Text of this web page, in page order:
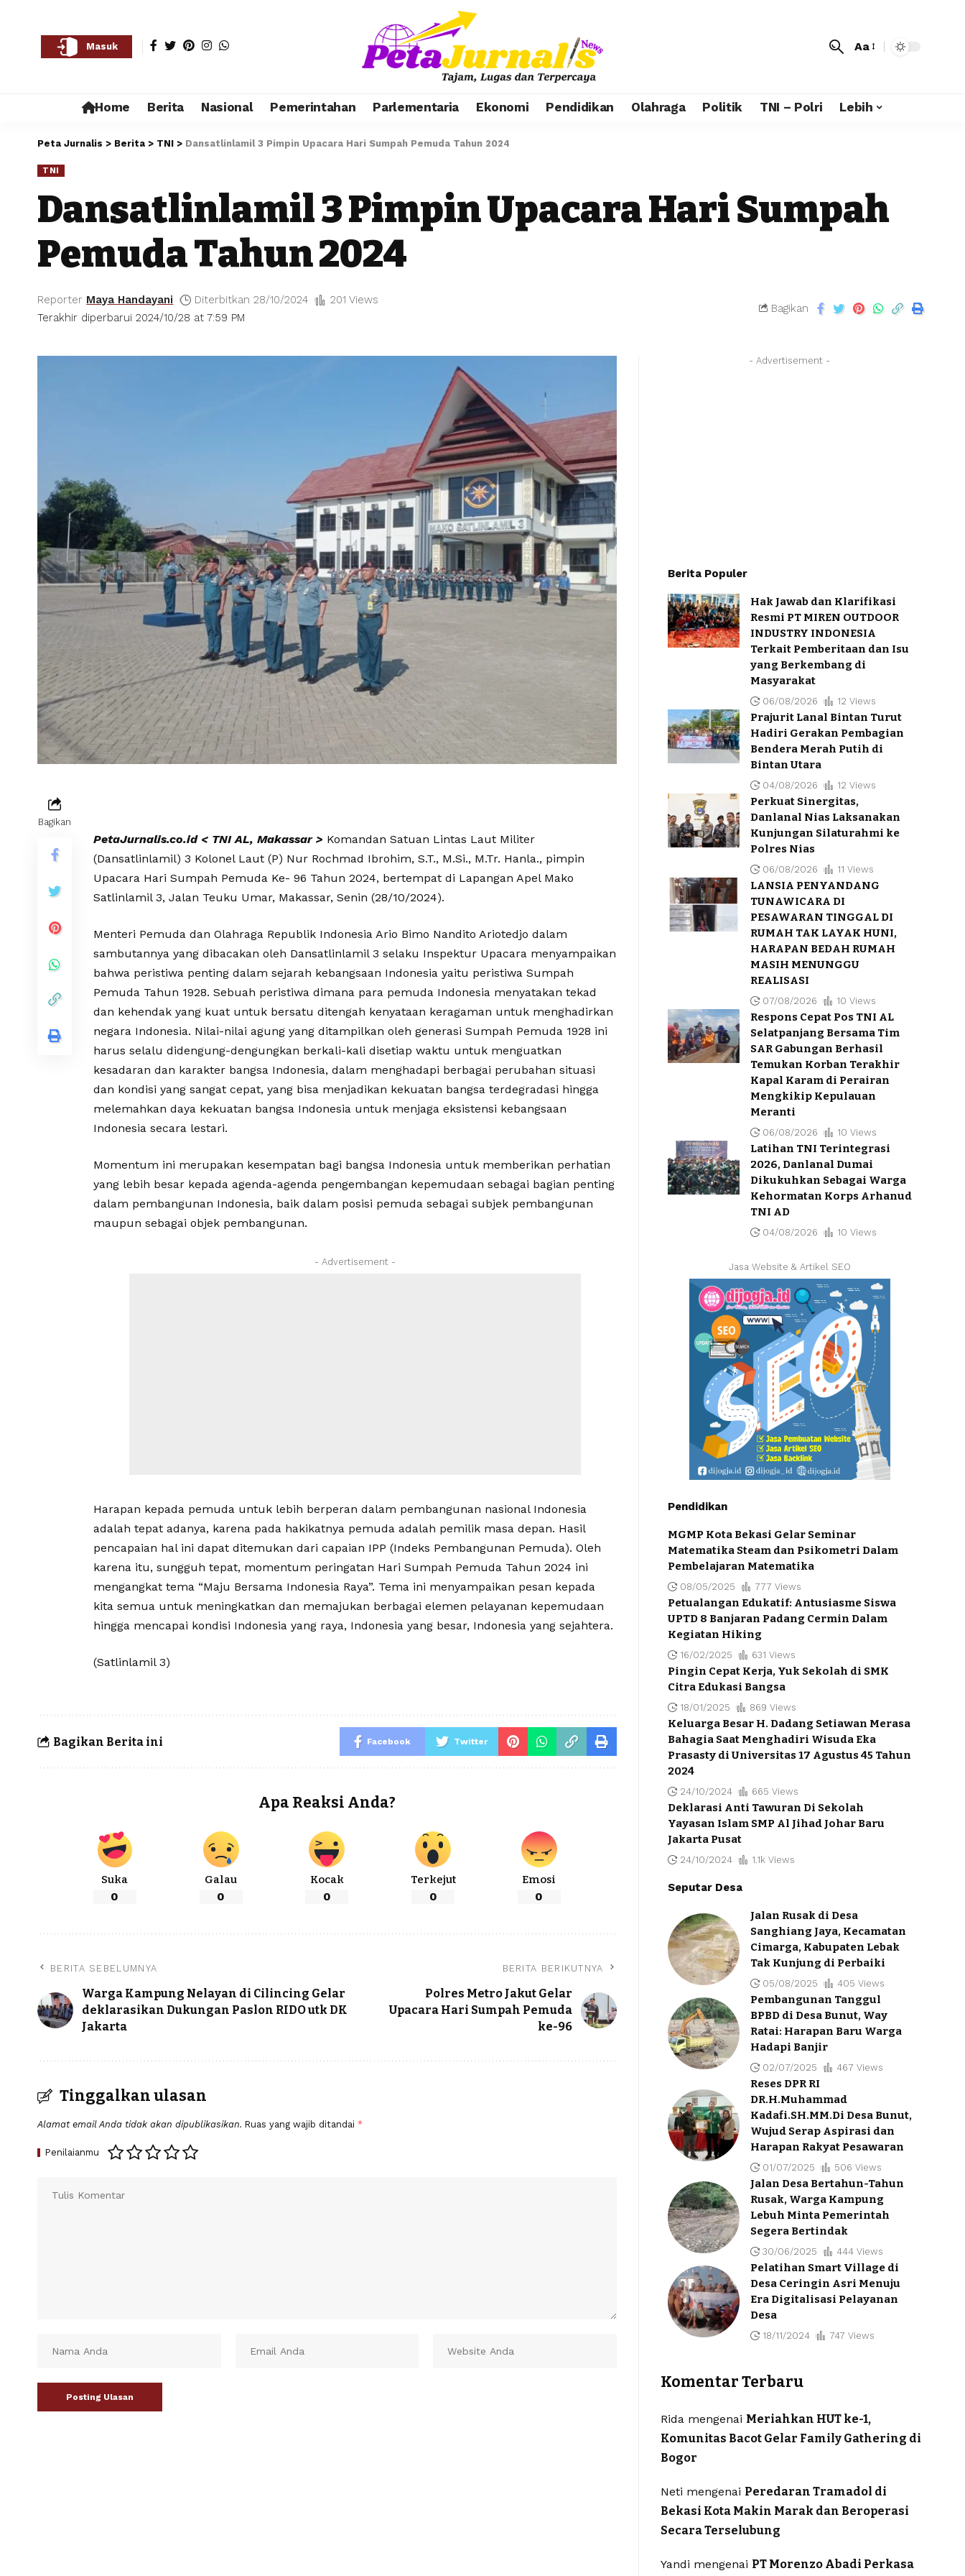
Masuk Aa
Home Berita Nasional Pemerintahan Parlementaria Ekonomi Pendidikan Olahraga Politik TNI – Polri Lebih
Peta Jurnalis > Berita > TNI > Dansatlinlamil 3 Pimpin Upacara Hari Sumpah Pemuda Tahun 2024
TNI
Dansatlinlamil 3 Pimpin Upacara Hari Sumpah
Pemuda Tahun 2024
Terakhir diperbarui 2024/10/28 at 7:59 PM
Reporter Maya Handayani Diterbitkan 28/10/2024 201 Views
Bagikan
Bagikan
PetaJurnalis.co.id < TNI AL, Makassar > Komandan Satuan Lintas Laut Militer
(Dansatlinlamil) 3 Kolonel Laut (P) Nur Rochmad Ibrohim, S.T., M.Si., M.Tr. Hanla., pimpin
Upacara Hari Sumpah Pemuda Ke- 96 Tahun 2024, bertempat di Lapangan Apel Mako
Satlinlamil 3, Jalan Teuku Umar, Makassar, Senin (28/10/2024).
Menteri Pemuda dan Olahraga Republik Indonesia Ario Bimo Nandito Ariotedjo dalam
sambutannya yang dibacakan oleh Dansatlinlamil 3 selaku Inspektur Upacara menyampaikan
bahwa peristiwa penting dalam sejarah kebangsaan Indonesia yaitu peristiwa Sumpah
Pemuda Tahun 1928. Sebuah peristiwa dimana para pemuda Indonesia menyatakan tekad
dan kehendak yang kuat untuk bersatu ditengah kenyataan keragaman untuk menghadirkan
negara Indonesia. Nilai-nilai agung yang ditampilkan oleh generasi Sumpah Pemuda 1928 ini
harus selalu didengung-dengungkan berkali-kali disetiap waktu untuk menguatkan
kesadaran dan karakter bangsa Indonesia, dalam menghadapi berbagai perubahan situasi
dan kondisi yang sangat cepat, yang bisa menjadikan kekuatan bangsa terdegradasi hingga
melemahkan daya kekuatan bangsa Indonesia untuk menjaga eksistensi kebangsaan
Indonesia secara lestari.
Momentum ini merupakan kesempatan bagi bangsa Indonesia untuk memberikan perhatian
yang lebih besar kepada agenda-agenda pengembangan kepemudaan sebagai bagian penting
dalam pembangunan Indonesia, baik dalam posisi pemuda sebagai subjek pembangunan
maupun sebagai objek pembangunan.
- Advertisement -
Harapan kepada pemuda untuk lebih berperan dalam pembangunan nasional Indonesia
adalah tepat adanya, karena pada hakikatnya pemuda adalah pemilik masa depan. Hasil
pencapaian hal ini dapat ditemukan dari capaian IPP (Indeks Pembangunan Pemuda). Oleh
karena itu, sungguh tepat, momentum peringatan Hari Sumpah Pemuda Tahun 2024 ini
mengangkat tema “Maju Bersama Indonesia Raya”. Tema ini menyampaikan pesan kepada
kita semua untuk meningkatkan dan memajukan berbagai elemen pelayanan kepemudaan
hingga mencapai kondisi Indonesia yang raya, Indonesia yang besar, Indonesia yang sejahtera.
(Satlinlamil 3)
Bagikan Berita ini Facebook Twitter
Apa Reaksi Anda?
Suka
0
Galau
0
Kocak
0
Terkejut
0
Emosi
0
BERITA SEBELUMNYA
Warga Kampung Nelayan di Cilincing Gelar
deklarasikan Dukungan Paslon RIDO utk DK
Jakarta
BERITA BERIKUTNYA
Polres Metro Jakut Gelar
Upacara Hari Sumpah Pemuda
ke-96
Tinggalkan ulasan
Alamat email Anda tidak akan dipublikasikan. Ruas yang wajib ditandai *
Penilaianmu
- Advertisement -
Berita Populer
Hak Jawab dan Klarifikasi
Resmi PT MIREN OUTDOOR
INDUSTRY INDONESIA
Terkait Pemberitaan dan Isu
yang Berkembang di
Masyarakat
06/08/2026 12 Views
Prajurit Lanal Bintan Turut
Hadiri Gerakan Pembagian
Bendera Merah Putih di
Bintan Utara
04/08/2026 12 Views
Perkuat Sinergitas,
Danlanal Nias Laksanakan
Kunjungan Silaturahmi ke
Polres Nias
06/08/2026 11 Views
LANSIA PENYANDANG
TUNAWICARA DI
PESAWARAN TINGGAL DI
RUMAH TAK LAYAK HUNI,
HARAPAN BEDAH RUMAH
MASIH MENUNGGU
REALISASI
07/08/2026 10 Views
Respons Cepat Pos TNI AL
Selatpanjang Bersama Tim
SAR Gabungan Berhasil
Temukan Korban Terakhir
Kapal Karam di Perairan
Mengkikip Kepulauan
Meranti
06/08/2026 10 Views
Latihan TNI Terintegrasi
2026, Danlanal Dumai
Dikukuhkan Sebagai Warga
Kehormatan Korps Arhanud
TNI AD
04/08/2026 10 Views
Jasa Website & Artikel SEO
Pendidikan
MGMP Kota Bekasi Gelar Seminar
Matematika Steam dan Psikometri Dalam
Pembelajaran Matematika
08/05/2025 777 Views
Petualangan Edukatif: Antusiasme Siswa
UPTD 8 Banjaran Padang Cermin Dalam
Kegiatan Hiking
16/02/2025 631 Views
Pingin Cepat Kerja, Yuk Sekolah di SMK
Citra Edukasi Bangsa
18/01/2025 869 Views
Keluarga Besar H. Dadang Setiawan Merasa
Bahagia Saat Menghadiri Wisuda Eka
Prasasty di Universitas 17 Agustus 45 Tahun
2024
24/10/2024 665 Views
Deklarasi Anti Tawuran Di Sekolah
Yayasan Islam SMP Al Jihad Johar Baru
Jakarta Pusat
24/10/2024 1.1k Views
Seputar Desa
Jalan Rusak di Desa
Sanghiang Jaya, Kecamatan
Cimarga, Kabupaten Lebak
Tak Kunjung di Perbaiki
05/08/2025 405 Views
Pembangunan Tanggul
BPBD di Desa Bunut, Way
Ratai: Harapan Baru Warga
Hadapi Banjir
02/07/2025 467 Views
Reses DPR RI
DR.H.Muhammad
Kadafi.SH.MM.Di Desa Bunut,
Wujud Serap Aspirasi dan
Harapan Rakyat Pesawaran
01/07/2025 506 Views
Jalan Desa Bertahun-Tahun
Rusak, Warga Kampung
Lebuh Minta Pemerintah
Segera Bertindak
30/06/2025 444 Views
Pelatihan Smart Village di
Desa Ceringin Asri Menuju
Era Digitalisasi Pelayanan
Desa
18/11/2024 747 Views
Komentar Terbaru
Ridamengenai Meriahkan HUT ke-1,
Komunitas Bacot Gelar Family Gathering di
Bogor
Neti mengenai Peredaran Tramadol di
Bekasi Kota Makin Marak dan Beroperasi
Secara Terselubung
Yandi mengenai PT Morenzo Abadi Perkasa